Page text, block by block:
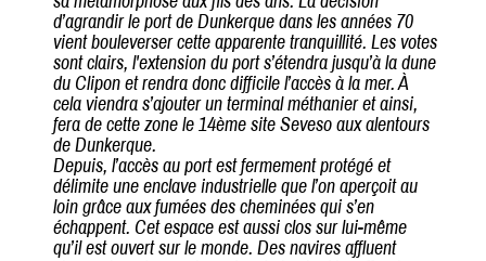
d’agrandir le port de Dunkerque dans les années 70
vient bouleverser cette apparente tranquillité. Les votes
sont clairs, l'extension du port s’étendra jusqu’à la dune
du Clipon et rendra donc difficile l’accès à la mer. À
cela viendra s’ajouter un terminal méthanier et ainsi,
fera de cette zone le 14ème site Seveso aux alentours
de Dunkerque.
Depuis, l’accès au port est fermement protégé et
délimite une enclave industrielle que l’on aperçoit au
loin grâce aux fumées des cheminées qui s’en
échappent. Cet espace est aussi clos sur lui-même
qu’il est ouvert sur le monde. Des navires affluent